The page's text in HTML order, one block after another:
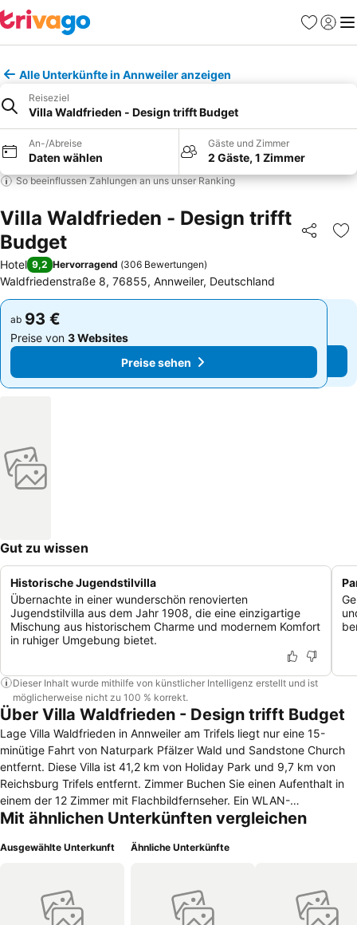
Favoriten
Alle Unterkünfte in Annweiler anzeigen
Reiseziel
Villa Waldfrieden - Design trifft Budget
An-/Abreise
Daten wählen
Gäste und Zimmer
2 Gäste, 1 Zimmer
So beeinflussen Zahlungen an uns unser Ranking
Villa Waldfrieden - Design trifft
Budget
Teilen
Hotel 9,2 Hervorragend (306 Bewertungen)
Waldfriedenstraße 8, 76855, Annweiler, Deutschland
ab 93 €
Preise von 3 Websites
Preise sehen
ab 93 €
Preise von 3 Websites
Preise sehen
Gut zu wissen
Historische Jugendstilvilla
Übernachte in einer wunderschön renovierten
Jugendstilvilla aus dem Jahr 1908, die eine einzigartige
Mischung aus historischem Charme und modernem Komfort
in ruhiger Umgebung bietet.
Dieser Inhalt wurde mithilfe von künstlicher Intelligenz erstellt und ist
möglicherweise nicht zu 100 % korrekt.
Über Villa Waldfrieden - Design trifft Budget
Lage Villa Waldfrieden in Annweiler am Trifels liegt nur eine 15-
minütige Fahrt von Naturpark Pfälzer Wald und Sandstone Church
entfernt. Diese Villa ist 41,2 km von Holiday Park und 9,7 km von
Reichsburg Trifels entfernt. Zimmer Buchen Sie einen Aufenthalt in
einem der 12 Zimmer mit Flachbildfernseher. Ein WLAN-
Internetzugang (kostenlos) steht zur Verfügung. Die Badezimmer
Frühstücksbuffet wird täglich von 08:30 Uhr bis 10:30 Uhr
Parken ohne Service (kostenlos).Wissenswertes vor der Reise Das
Hotel bietet je nach Verfügbarkeit Zimmer mit
Mit ähnlichen Unterkünften vergleichen
Ausgewählte Unterkunft Ähnliche Unterkünfte